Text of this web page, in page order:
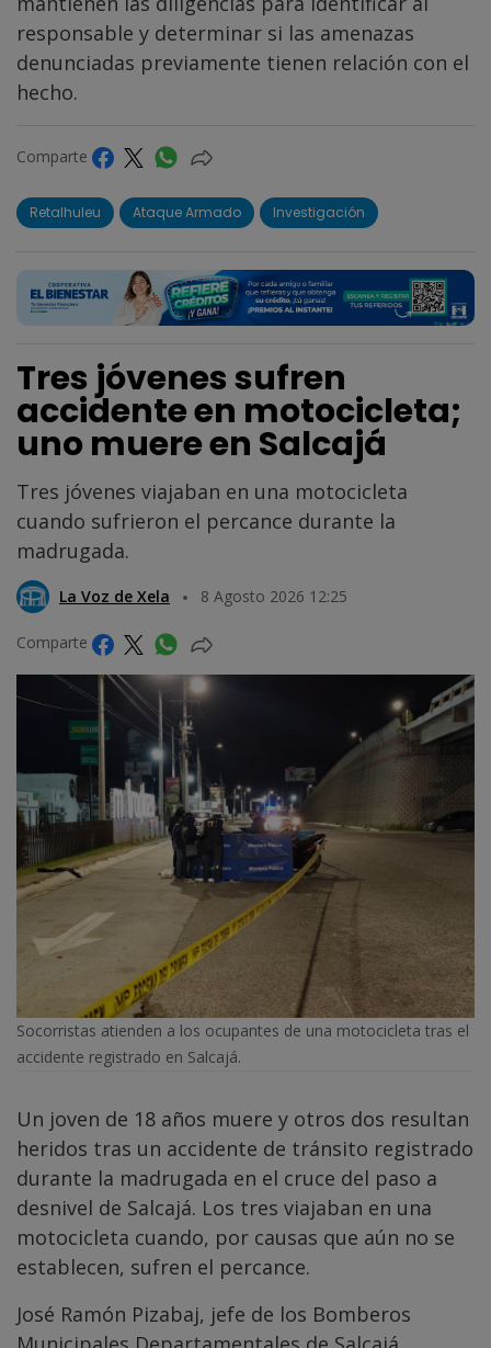
responsable y determinar si las amenazas
denunciadas previamente tienen relación con el
hecho.
Comparte
Retalhuleu Ataque Armado Investigación
Tres jóvenes sufren
accidente en motocicleta;
uno muere en Salcajá
Tres jóvenes viajaban en una motocicleta
cuando sufrieron el percance durante la
madrugada.
La Voz de Xela 8 Agosto 2026 12:25
Comparte
Socorristas atienden a los ocupantes de una motocicleta tras el
accidente registrado en Salcajá.
Un joven de 18 años muere y otros dos resultan
heridos tras un accidente de tránsito registrado
durante la madrugada en el cruce del paso a
desnivel de Salcajá. Los tres viajaban en una
motocicleta cuando, por causas que aún no se
establecen, sufren el percance.
José Ramón Pizabaj, jefe de los Bomberos